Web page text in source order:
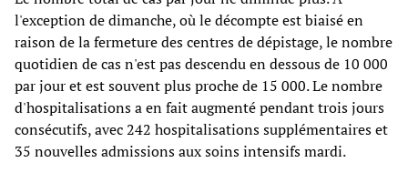
l'exception de dimanche, où le décompte est biaisé en
raison de la fermeture des centres de dépistage, le nombre
quotidien de cas n'est pas descendu en dessous de 10 000
par jour et est souvent plus proche de 15 000. Le nombre
d'hospitalisations a en fait augmenté pendant trois jours
consécutifs, avec 242 hospitalisations supplémentaires et
35 nouvelles admissions aux soins intensifs mardi.